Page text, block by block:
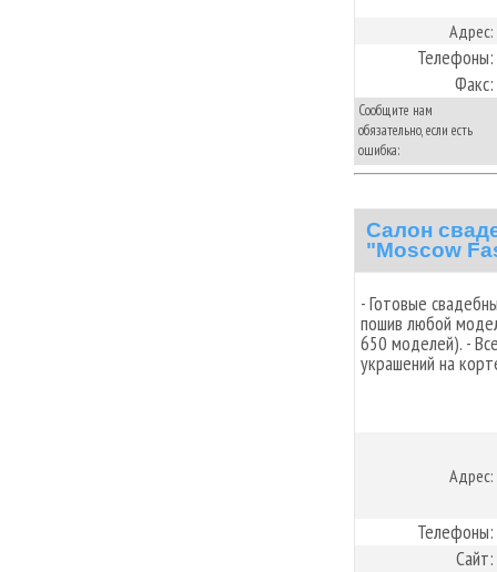
Адрес:
Телефоны:
Факс:
Сообщите нам
обязательно, если есть
ошибка:
Салон
"Moscow
- Готовые
пошив любой
650 моделей). -
украшений на
Адрес:
Телефоны:
Сайт: